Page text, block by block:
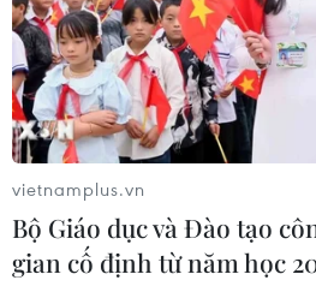
#Hoa hậu quốc tế châu Á Thái
#Trang phục dân tộc
#Nhà thiết
Philippines
Theo dõi VietnamPlus
vietnamplus.vn
Bộ Giáo dục và Đào tạo
gian cố định từ năm học